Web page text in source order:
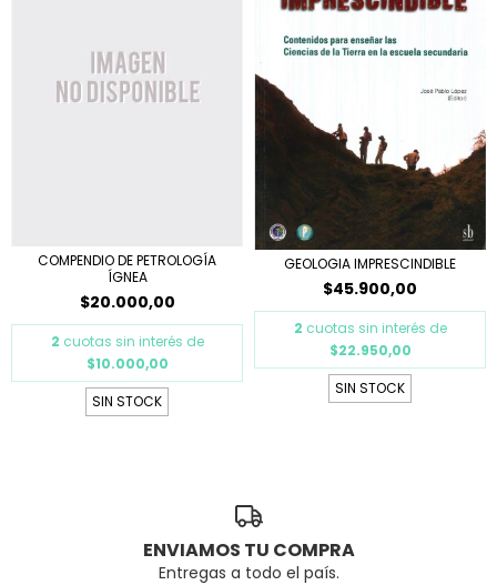
COMPENDIO DE PETROLOGÍA
ÍGNEA
$20.000,00
2 cuotas sin interés de
$10.000,00
SIN STOCK
GEOLOGIA IMPRESCINDIBLE
$45.900,00
2 cuotas sin interés de
$22.950,00
SIN STOCK
ENVIAMOS TU COMPRA
Entregas a todo el país.